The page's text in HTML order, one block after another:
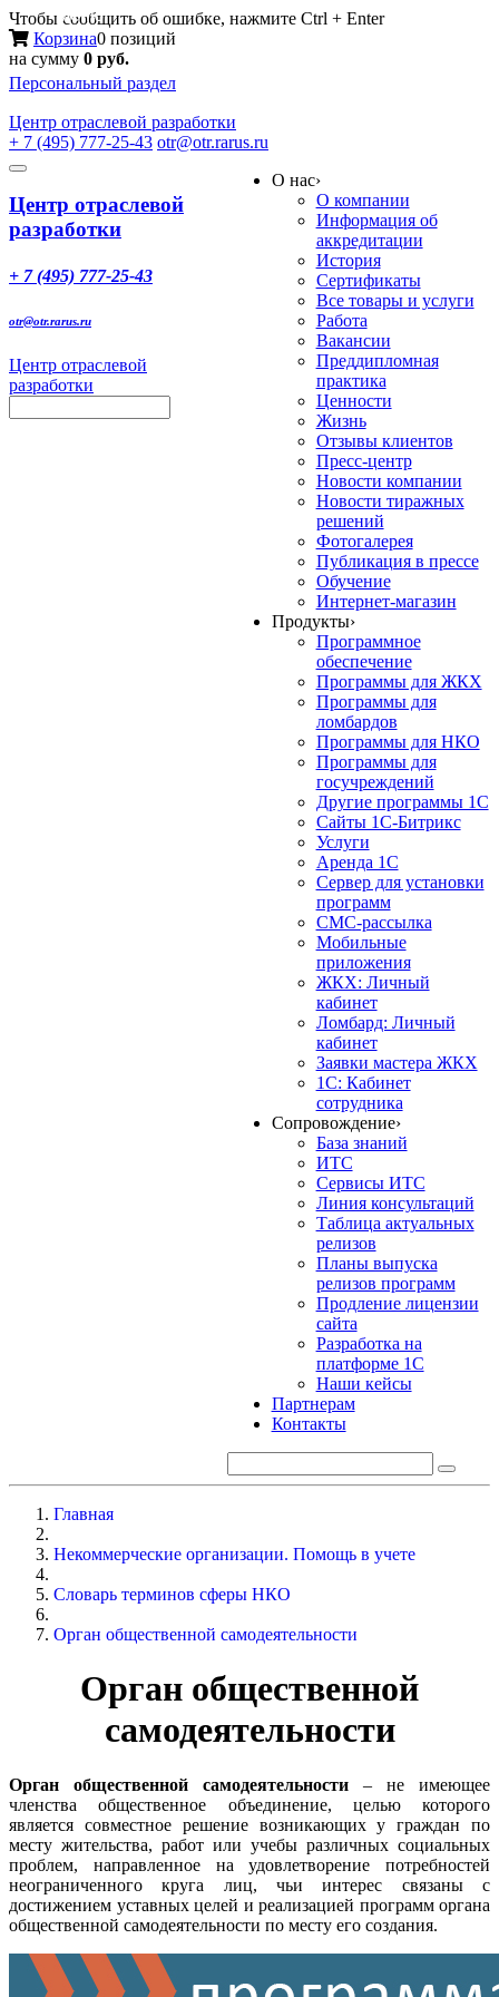
Чтобы сообщить об ошибке, нажмите Ctrl + Enter
Корзина0 позиций
на сумму 0 руб.
Персональный раздел
Центр отраслевой разработки
+ 7 (495) 777-25-43 otr@otr.rarus.ru
Toggle
Меню
Центр отраслевой
разработки
+ 7 (495) 777-25-43
otr@otr.rarus.ru
Центр отраслевой
разработки
О нас›
О компании
Информация об
аккредитации
История
Сертификаты
Все товары и услуги
Работа
Вакансии
Преддипломная
практика
Ценности
Жизнь
Отзывы клиентов
Пресс-центр
Новости компании
Новости тиражных
решений
Фотогалерея
Публикация в прессе
Обучение
Интернет-магазин
Продукты›
Программное
обеспечение
Программы для ЖКХ
Программы для
ломбардов
Программы для НКО
Программы для
госучреждений
Другие программы 1С
Сайты 1С-Битрикс
Услуги
Аренда 1С
Сервер для установки
программ
СМС-рассылка
Мобильные
приложения
ЖКХ: Личный
кабинет
Ломбард: Личный
кабинет
Заявки мастера ЖКХ
1С: Кабинет
сотрудника
Сопровождение›
База знаний
ИТС
Сервисы ИТС
Линия консультаций
Таблица актуальных
релизов
Планы выпуска
релизов программ
Продление лицензии
сайта
Разработка на
платформе 1С
Наши кейсы
Партнерам
Контакты
Главная
Некоммерческие организации. Помощь в учете
Словарь терминов сферы НКО
Орган общественной самодеятельности
Орган общественной
самодеятельности
Орган общественной самодеятельности – не имеющее
членства общественное объединение, целью которого
является совместное решение возникающих у граждан по
месту жительства, работ или учебы различных социальных
проблем, направленное на удовлетворение потребностей
неограниченного круга лиц, чьи интерес связаны с
достижением уставных целей и реализацией программ органа
общественной самодеятельности по месту его создания.